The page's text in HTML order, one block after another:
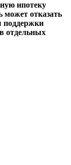
ипотеку
может отказать
отдельных